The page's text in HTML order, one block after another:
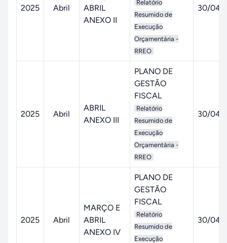
2025 Abril
ABRIL
ANEXO II
Relatório
Resumido de
Execução
Orçamentária -
RREO
30/04/
2025 Abril
ABRIL
ANEXO III
PLANO DE
GESTÃO
FISCAL
Relatório
Resumido de
Execução
Orçamentária -
RREO
30/04/
2025 Abril
MARÇO E
ABRIL
ANEXO IV
PLANO DE
GESTÃO
FISCAL
Relatório
Resumido de
Execução
30/04/